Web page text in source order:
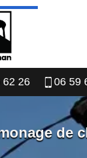
62 26 06 59
de